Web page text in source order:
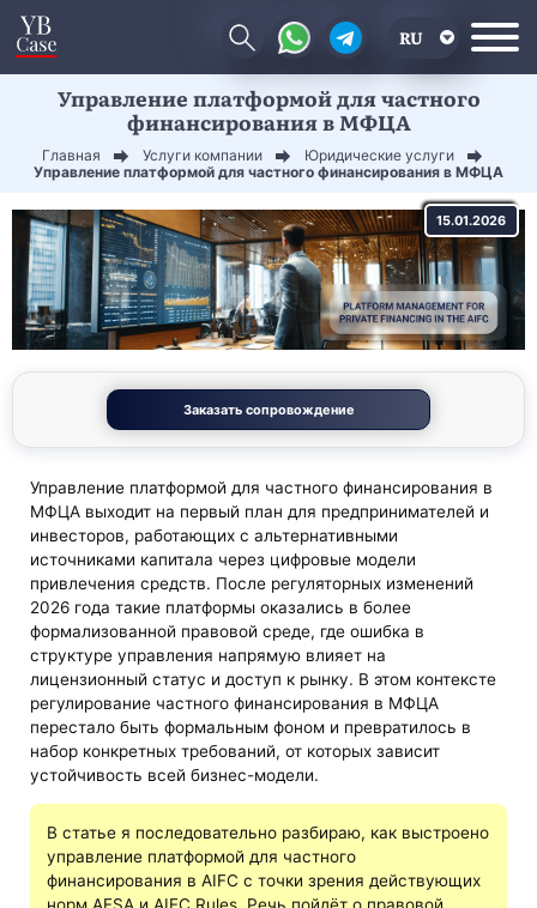
RU
EN
CN
Управление платформой для частного
финансирования в МФЦА
Главная Услуги компании
Юридические услуги
Управление платформой для частного финансирования в МФЦА
15.01.2026
Заказать сопровождение
Управление платформой для частного финансирования в
МФЦА выходит на первый план для предпринимателей и
инвесторов, работающих с альтернативными
источниками капитала через цифровые модели
привлечения средств. После регуляторных изменений
2026 года такие платформы оказались в более
формализованной правовой среде, где ошибка в
структуре управления напрямую влияет на
лицензионный статус и доступ к рынку. В этом контексте
регулирование частного финансирования в МФЦА
перестало быть формальным фоном и превратилось в
набор конкретных требований, от которых зависит
устойчивость всей бизнес-модели.
В статье я последовательно разбираю, как выстроено
управление платформой для частного
финансирования в AIFC с точки зрения действующих
норм AFSA и AIFC Rules. Речь пойдёт о правовой